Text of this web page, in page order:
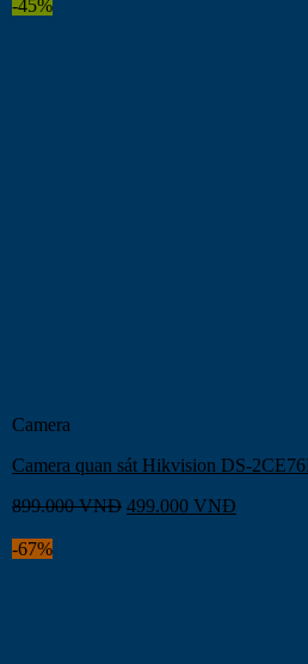
-45%
Camera
Camera quan sát Hikvision DS-
899.000VNĐ 499.000 VNĐ
-67%